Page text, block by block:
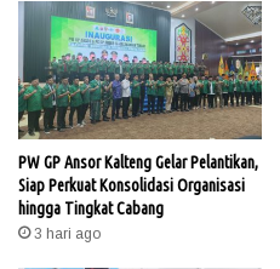
PW GP Ansor Kalteng Gelar Pelantikan,
Siap Perkuat Konsolidasi Organisasi
hingga Tingkat Cabang
3 hari ago